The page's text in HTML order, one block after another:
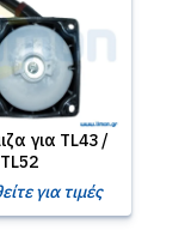
για TL43 /
για τιμές